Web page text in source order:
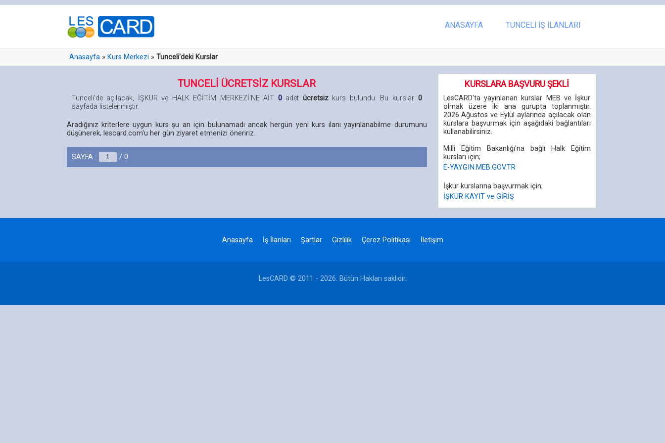
ANASAYFA TUNCELİ İŞ İLANLARI
Anasayfa» Kurs Merkezi » Tunceli'deki Kurslar
TUNCELİ ÜCRETSİZ KURSLAR
Tunceli'de açılacak, İŞKUR ve HALK EĞİTİM MERKEZİ'NE AİT 0 adet ücretsizkurs bulundu. Bu kurslar 0
sayfada listelenmiştir.
Aradığınız kriterlere uygun kurs şu an için bulunamadı ancak hergün yeni kurs ilanı yayınlanabilme durumunu
düşünerek, lescard.com'u her gün ziyaret etmenizi öneririz.
SAYFA : / 0
KURSLARA BAŞVURU ŞEKLİ
LesCARD'ta yayınlanan kurslar MEB ve İşkur
olmak üzere iki ana gurupta toplanmıştır.
2026 Ağustos ve Eylül aylarında açılacak olan
kurslara başvurmak için aşağıdaki bağlantıları
kullanabilirsiniz.
Milli Eğitim Bakanlığı'na bağlı Halk Eğitim
kursları için;
E-YAYGIN.MEB.GOV.TR
İşkur kurslarına başvurmak için;
İŞKUR KAYIT ve GİRİŞ
Anasayfa İş İlanları Şartlar Gizlilik Çerez Politikası İletişim
LesCARD © 2011 - 2026. Bütün Hakları saklıdır.